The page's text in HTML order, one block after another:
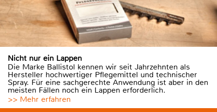
Nicht nur ein Lappen
Die Marke Ballistol kennen wir seit Jahrzehnten als
Hersteller hochwertiger Pflegemittel und technischer
Spray. Für eine sachgerechte Anwendung ist aber in den
meisten Fällen noch ein Lappen erforderlich.
>> Mehr erfahren